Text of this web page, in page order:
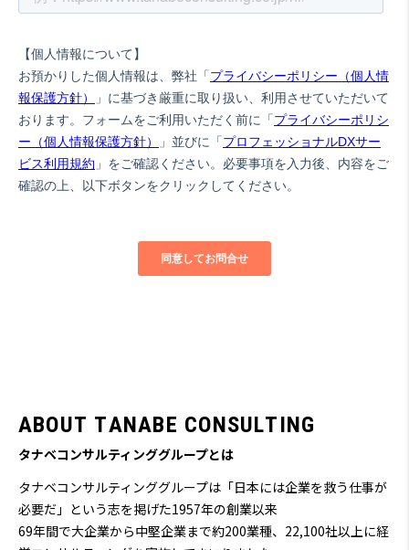
ABOUT TANABE CONSULTING
タナベコンサルティンググループとは
タナベコンサルティンググループは「日本には企業を救う仕事が
必要だ」という志を掲げた1957年の創業以来
69年間で大企業から中堅企業まで約200業種、22,100社以上に経